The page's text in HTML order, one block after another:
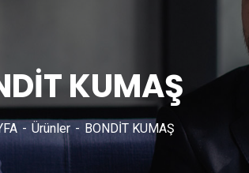
KUMAŞ
Ürünler BONDİT KUMAŞ